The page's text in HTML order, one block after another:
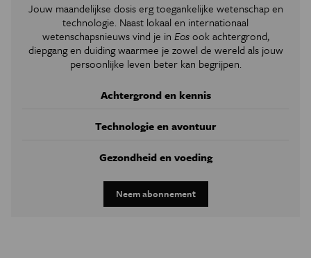
Jouw maandelijkse dosis erg toegankelijke wetenschap en
technologie. Naast lokaal en internationaal
wetenschapsnieuws vind je in Eosook achtergrond,
diepgang en duiding waarmee je zowel de wereld als jouw
persoonlijke leven beter kan begrijpen.
Achtergrond en kennis
Technologie en avontuur
Gezondheid en voeding
Neem abonnement